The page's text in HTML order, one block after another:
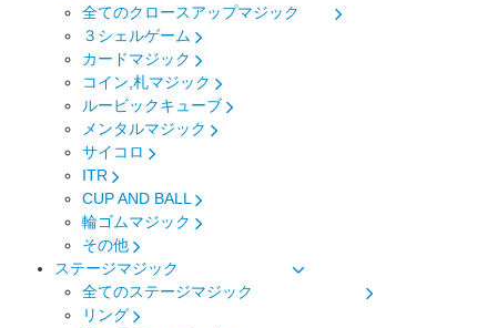
全てのクロースアップマジック
３シェルゲーム
カードマジック
コイン,札マジック
ルービックキューブ
メンタルマジック
サイコロ
ITR
CUP AND BALL
輪ゴムマジック
その他
ステージマジック
全てのステージマジック
リング